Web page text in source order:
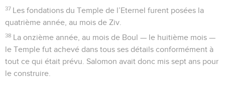
37 Les fondations du Temple de l’Eternel furent posées la
quatrième année, au mois de Ziv.
38 La onzième année, au mois de Boul — le huitième mois —
le Temple fut achevé dans tous ses détails conformément à
tout ce qui était prévu. Salomon avait donc mis sept ans pour
le construire.